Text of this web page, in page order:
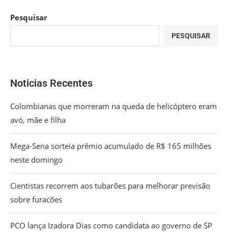
Pesquisar
PESQUISAR
Noticias Recentes
Colombianas que morreram na queda de helicóptero eram
avó, mãe e filha
Mega-Sena sorteia prêmio acumulado de R$ 165 milhões
neste domingo
Cientistas recorrem aos tubarões para melhorar previsão
sobre furacões
PCO lança Izadora Dias como candidata ao governo de SP